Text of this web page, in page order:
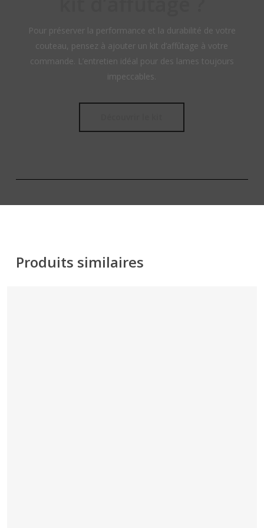
Pour préserver la performance et la durabilité de votre
couteau, pensez à ajouter un kit d’affûtage à votre
commande. L’entretien idéal pour des lames toujours
impeccables.
Produits similaires